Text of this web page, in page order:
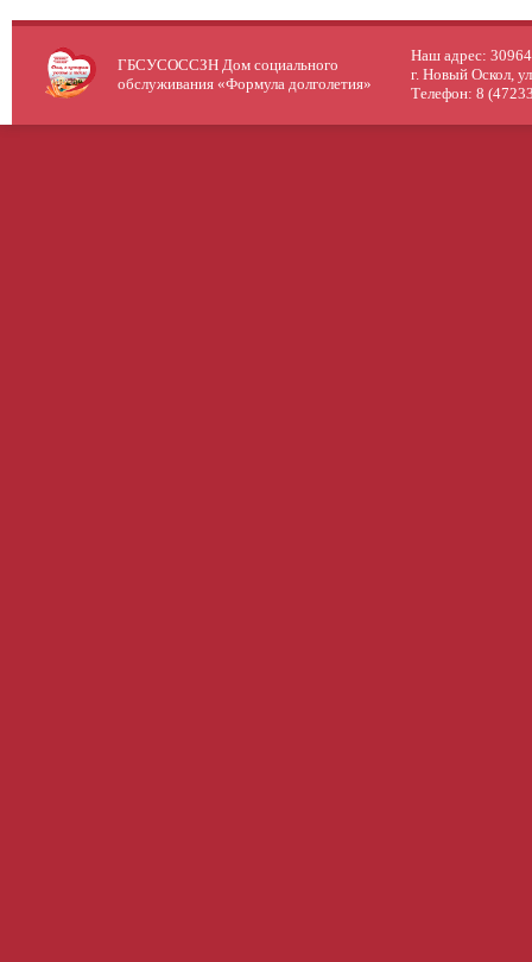
ГБСУСОССЗН Дом социального
обслуживания «Формула долголетия»
Наш адрес:
г. Новый Оскол,
Телефон: 8